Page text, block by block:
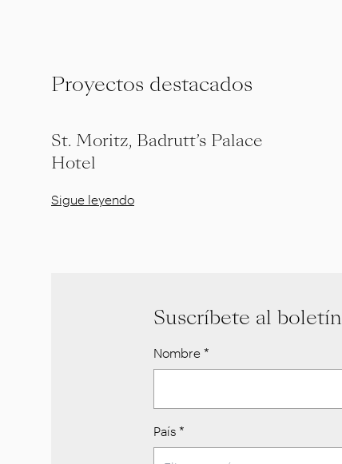
Proyectos destacados
St. Moritz, Badrutt’s Palace
Hotel
Sigue leyendo
Suscríbete al boletín
Nombre *
País *